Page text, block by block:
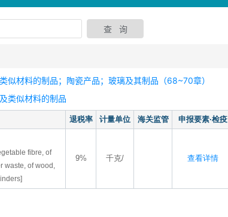
似材料的制品；陶瓷产品；玻璃及其制品（68~70章）
类似材料的制品
退税率 计量单位 海关监管 申报要素·检疫
fibre, of
waste, of wood,
9% 千克/ 查看详情